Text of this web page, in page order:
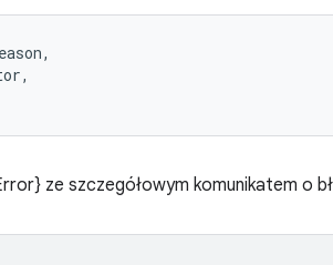
ze szczegółowym komunikatem o